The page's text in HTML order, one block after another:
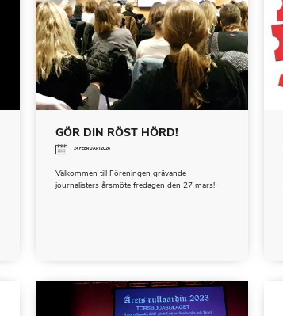
GÖR DIN RÖST HÖRD!
24 FEBRUARI 2026
Välkommen till Föreningen grävande
journalisters årsmöte fredagen den 27 mars!